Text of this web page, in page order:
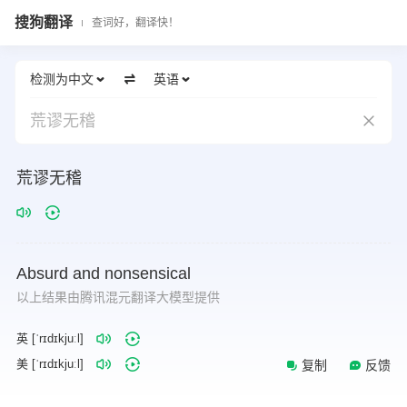
搜狗翻译 查词好，翻译快！
检测为中文 英语
荒谬无稽
荒谬无稽
Absurd and nonsensical
以上结果由腾讯混元翻译大模型提供
英 [ˈrɪdɪkjuːl]
美 [ˈrɪdɪkjuːl]
复制 反馈